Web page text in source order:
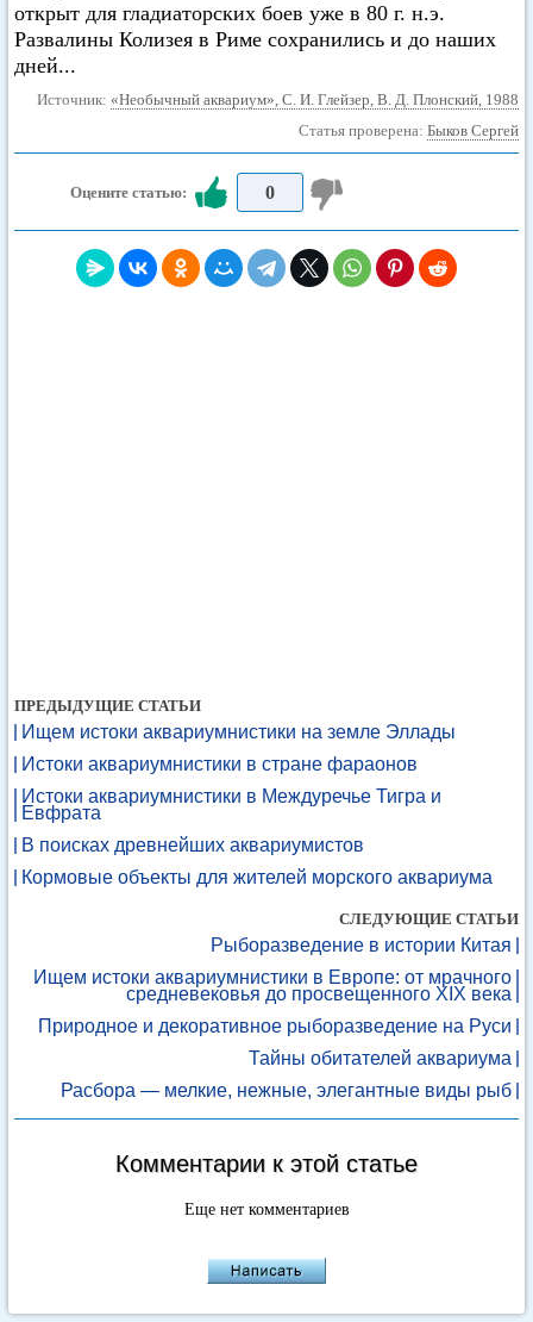
открыт для гладиаторских боев уже в 80 г. н.э.
Развалины Колизея в Риме сохранились и до наших
дней...
Источник: «Необычный аквариум», С. И. Глейзер, В. Д. Плонский, 1988
Статья проверена: Быков Сергей
Оцените статью: 0
ПРЕДЫДУЩИЕ СТАТЬИ
Ищем истоки аквариумнистики на земле Эллады
Истоки аквариумнистики в стране фараонов
Истоки аквариумнистики в Междуречье Тигра и
Евфрата
В поисках древнейших аквариумистов
Кормовые объекты для жителей морского аквариума
СЛЕДУЮЩИЕ СТАТЬИ
Рыборазведение в истории Китая
Ищем истоки аквариумнистики в Европе: от мрачного
средневековья до просвещенного XIX века
Природное и декоративное рыборазведение на Руси
Тайны обитателей аквариума
Расбора — мелкие, нежные, элегантные виды рыб
Комментарии к этой статье
Еще нет комментариев